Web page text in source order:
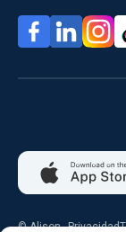
© Alison Privacidad